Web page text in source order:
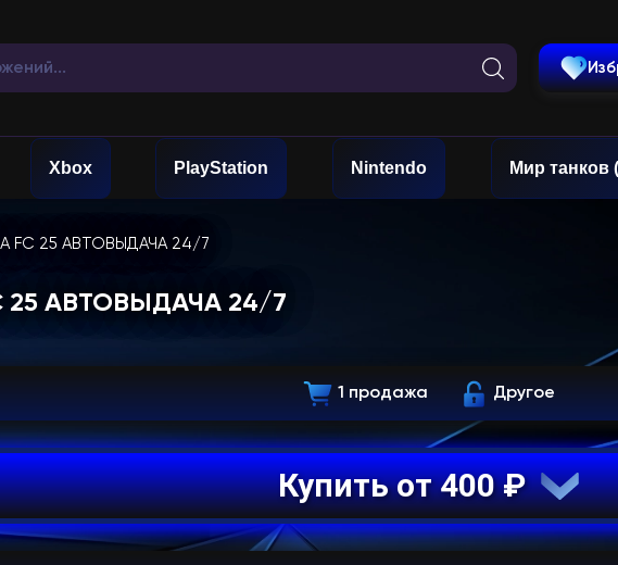
Xbox PlayStation Nintendo Мир танков
FC 25 АВТОВЫДАЧА 24/7
25 АВТОВЫДАЧА 24/7
1 продажа Другое
Купить от 400 ₽